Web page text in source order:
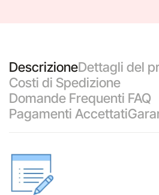
DescrizioneDettagli del
Costi di Spedizione
Domande Frequenti FAQ
Pagamenti Accettati